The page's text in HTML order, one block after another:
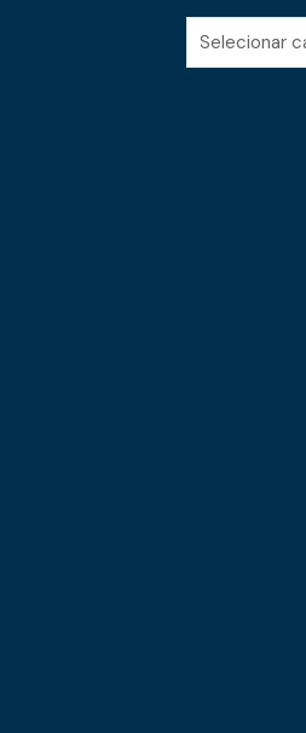
Categorias